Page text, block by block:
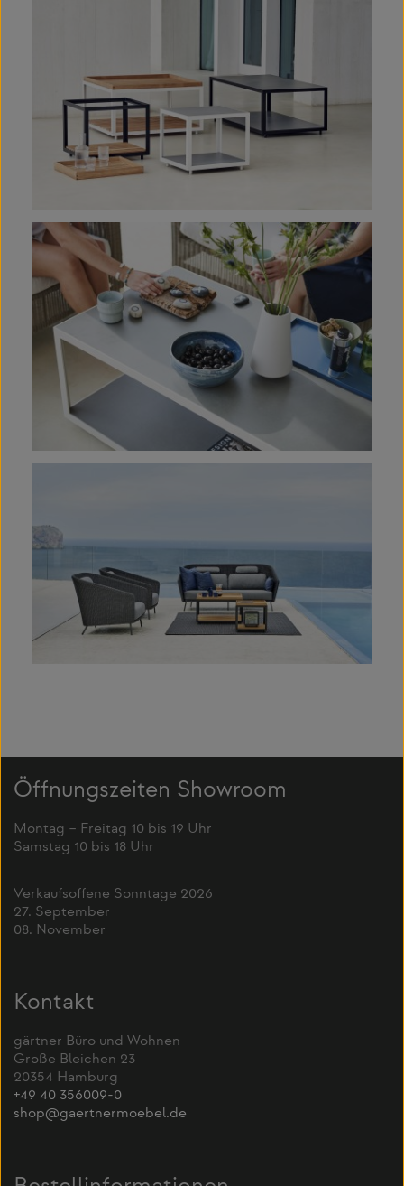
Öffnungszeiten Showroom
Montag – Freitag 10 bis 19 Uhr
Samstag 10 bis 18 Uhr
Verkaufsoffene Sonntage 2026
27. September
08. November
Kontakt
gärtner Büro und Wohnen
Große Bleichen 23
20354 Hamburg
+49 40 356009-0
shop@gaertnermoebel.de